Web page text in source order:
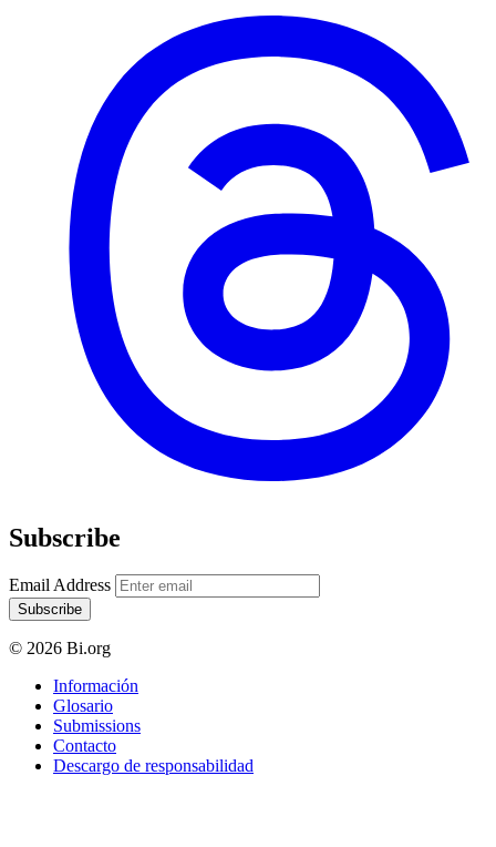
Subscribe
Email Address
Subscribe
© 2026 Bi.org
Información
Glosario
Submissions
Contacto
Descargo de responsabilidad